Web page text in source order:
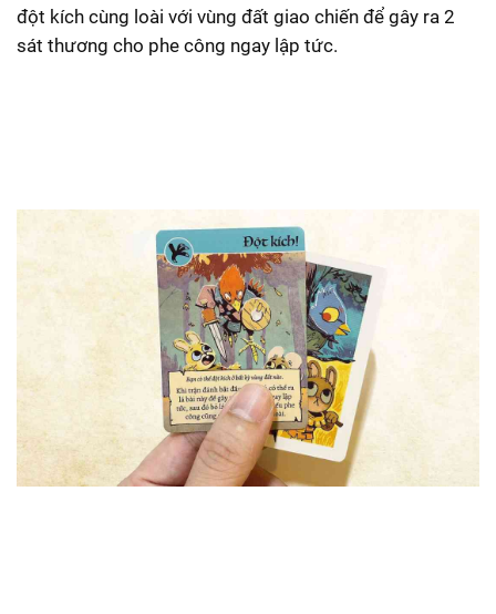
đột kích cùng loài với vùng đất giao chiến để gây ra 2
sát thương cho phe công ngay lập tức.